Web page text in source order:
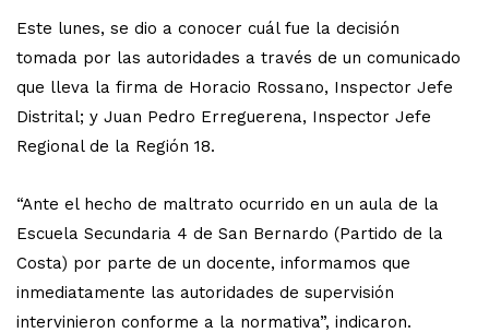
Este lunes, se dio a conocer cuál fue la decisión
tomada por las autoridades a través de un comunicado
que lleva la firma de Horacio Rossano, Inspector Jefe
Distrital; y Juan Pedro Erreguerena, Inspector Jefe
Regional de la Región 18.
“Ante el hecho de maltrato ocurrido en un aula de la
Escuela Secundaria 4 de San Bernardo (Partido de la
Costa) por parte de un docente, informamos que
inmediatamente las autoridades de supervisión
intervinieron conforme a la normativa”, indicaron.